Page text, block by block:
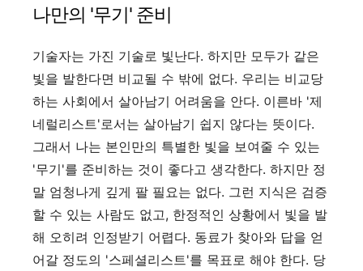
나만의 '무기' 준비
기술자는 가진 기술로 빛난다. 하지만 모두가 같은
빛을 발한다면 비교될 수 밖에 없다. 우리는 비교당
하는 사회에서 살아남기 어려움을 안다. 이른바 '제
네럴리스트'로서는 살아남기 쉽지 않다는 뜻이다.
그래서 나는 본인만의 특별한 빛을 보여줄 수 있는
'무기'를 준비하는 것이 좋다고 생각한다. 하지만 정
말 엄청나게 깊게 팔 필요는 없다. 그런 지식은 검증
할 수 있는 사람도 없고, 한정적인 상황에서 빛을 발
해 오히려 인정받기 어렵다. 동료가 찾아와 답을 얻
어갈 정도의 '스페셜리스트'를 목표로 해야 한다. 당